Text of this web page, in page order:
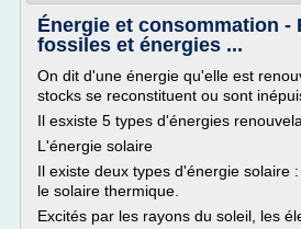
Énergie et consommation -
fossiles et énergies ...
On dit d'une énergie qu'elle est
stocks se reconstituent ou sont
Il esxiste 5 types d'énergies
L'énergie solaire
Il existe deux types d'énergie solaire
le solaire thermique.
Excités par les rayons du soleil, les